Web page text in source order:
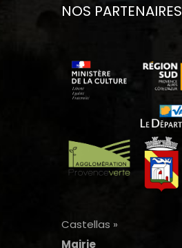
NOS PARTENAIRES
Castellas »
Mairie